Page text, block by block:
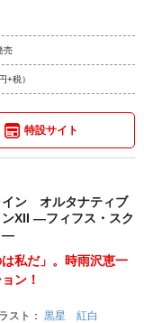
売
+税）
特設サイト
イン オルタナティブ
XII ―フィフス・スク
―
は私だ」。時雨沢恵一
ン！
スト： 黒星 紅白